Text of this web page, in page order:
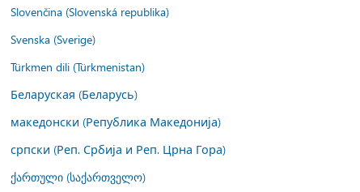
Slovenčina (Slovenská republika)
Svenska (Sverige)
Türkmen dili (Türkmenistan)
Беларуская (Беларусь)
македонски (Република Македонија)
српски (Реп. Србија и Реп. Црна Гора)
ქართული (საქართველო)